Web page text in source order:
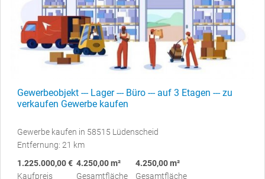
Gewerbeobjekt --- Lager --- Büro --- auf 3 Etagen --- zu
verkaufen Gewerbe kaufen
Gewerbe kaufen in 58515 Lüdenscheid
Entfernung: 21 km
1.225.000,00 €
Kaufpreis
4.250,00 m²
Gesamtfläche
4.250,00 m²
Gesamtfläche